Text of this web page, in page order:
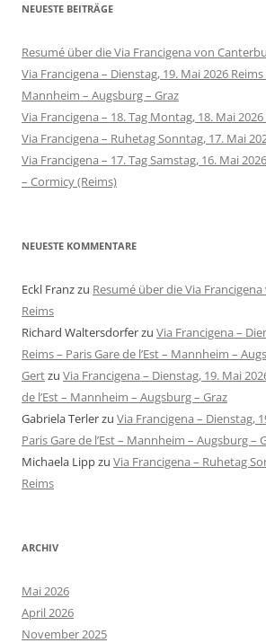
NEUESTE BEITRÄGE
Resumé über die Via Francigena von
Via Francigena – Dienstag, 19. Mai 2026 Reims
Mannheim – Augsburg – Graz
Via Francigena – 18. Tag Montag, 18. Mai
Via Francigena – Ruhetag Sonntag, 17. Mai
Via Francigena – 17. Tag Samstag, 16. Mai
– Cormicy (Reims)
NEUESTE KOMMENTARE
Eckl Franzzu Resumé über die Via
Reims
Richard Waltersdorferzu Via Francigena –
Reims – Paris Gare de l’Est – Mannheim –
Gertzu Via Francigena – Dienstag, 19. Mai
de l’Est – Mannheim – Augsburg – Graz
Gabriela Terlerzu Via Francigena – Dienstag,
Paris Gare de l’Est – Mannheim – Augsburg –
Michaela Lippzu Via Francigena – Ruhetag
Reims
ARCHIV
Mai 2026
April 2026
November 2025